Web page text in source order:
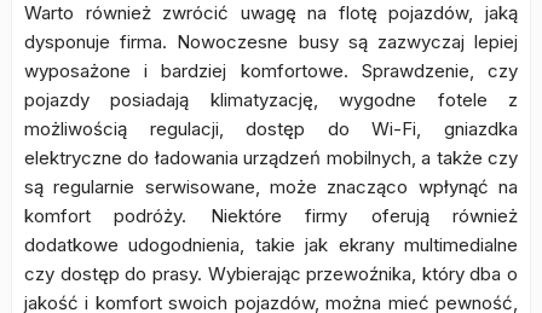
Warto również zwrócić uwagę na flotę pojazdów, jaką
dysponuje firma. Nowoczesne busy są zazwyczaj lepiej
wyposażone i bardziej komfortowe. Sprawdzenie, czy
pojazdy posiadają klimatyzację, wygodne fotele z
możliwością regulacji, dostęp do Wi-Fi, gniazdka
elektryczne do ładowania urządzeń mobilnych, a także czy
są regularnie serwisowane, może znacząco wpłynąć na
komfort podróży. Niektóre firmy oferują również
dodatkowe udogodnienia, takie jak ekrany multimedialne
czy dostęp do prasy. Wybierając przewoźnika, który dba o
jakość i komfort swoich pojazdów, można mieć pewność,